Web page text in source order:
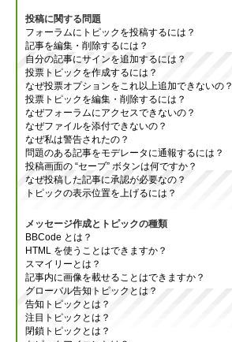
投稿に関する問題
フォーラムにトピックを投稿するには？
記事を編集・削除するには？
自分の記事にサインを追加するには？
投票トピックを作成するには？
なぜ投票オプションをこれ以上追加できないの？
投票トピックを編集・削除するには？
なぜフォーラムにアクセスできないの？
なぜファイルを添付できないの？
なぜ私は警告されたの？
問題のある記事をモデレータに通報するには？
投稿画面の “セーブ” ボタンは何ですか？
なぜ投稿した記事に承認が必要なの？
トピックの表示位置を上げるには？
メッセージ作成とトピックの種類
BBCode とは？
HTML を使うことはできますか？
スマイリーとは？
記事内に画像を載せることはできますか？
グローバル告知トピックとは？
告知トピックとは？
注目トピックとは？
閉鎖トピックとは？